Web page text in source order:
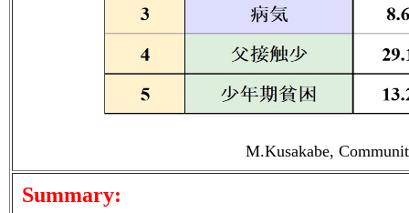
M.Kusakabe,
Summary: